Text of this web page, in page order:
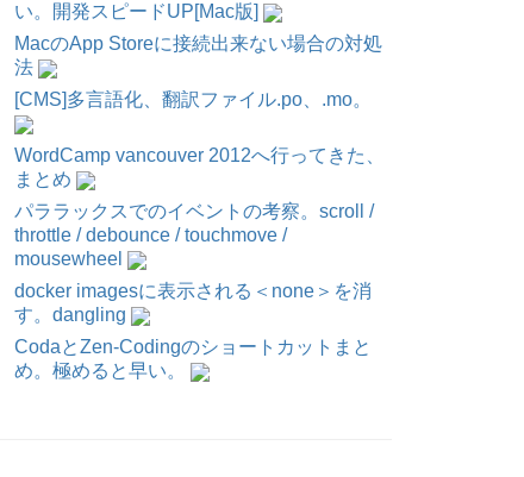
い。開発スピードUP[Mac版]
MacのApp Storeに接続出来ない場合の対処
法
[CMS]多言語化、翻訳ファイル.po、.mo。
WordCamp vancouver 2012へ行ってきた、
まとめ
パララックスでのイベントの考察。scroll /
throttle / debounce / touchmove /
mousewheel
docker imagesに表示される＜none＞を消
す。dangling
CodaとZen-Codingのショートカットまと
め。極めると早い。